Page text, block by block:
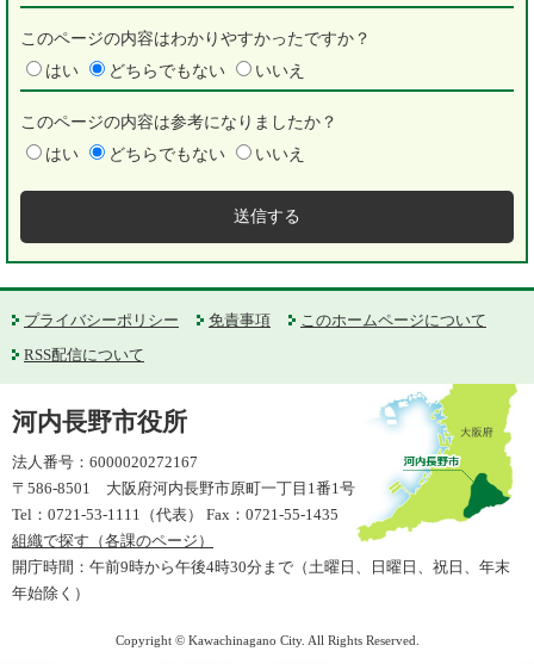
このページの内容はわかりやすかったですか？
はい
どちらでもない いいえ
このページの内容は参考になりましたか？
はい
どちらでもない いいえ
プライバシーポリシー 免責事項
このホームページについて
RSS配信について
河内長野市役所
法人番号：6000020272167
〒586-8501 大阪府河内長野市原町一丁目1番1号
Tel：0721-53-1111（代表） Fax：0721-55-1435
組織で探す（各課のページ）
開庁時間：午前9時から午後4時30分まで（土曜日、日曜日、祝日、年末
年始除く）
Copyright © Kawachinagano City. All Rights Reserved.